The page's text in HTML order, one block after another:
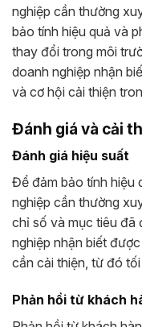
nghiệp cần thường
bảo tính hiệu quả và
thay đổi trong môi
doanh nghiệp nhận
và cơ hội cải thiện
Đánh giá và cải
Đánh giá hiệu suất
Để đảm bảo tính hiệu
nghiệp cần thường
chỉ số và mục tiêu đã
nghiệp nhận biết
cần cải thiện, từ đó
Phản hồi từ khách